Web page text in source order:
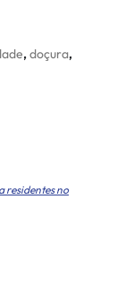
,doçura,
residentes no